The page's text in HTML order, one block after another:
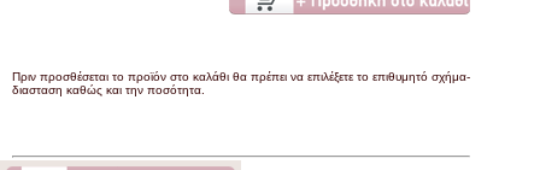
Πριν προσθέσεται το προϊόν στο καλάθι θα πρέπει να επιλέξετε το επιθυμητό σχήμα-
διασταση καθώς και την ποσότητα.